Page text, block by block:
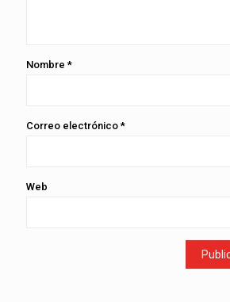
Nombre *
Correo electrónico *
Web